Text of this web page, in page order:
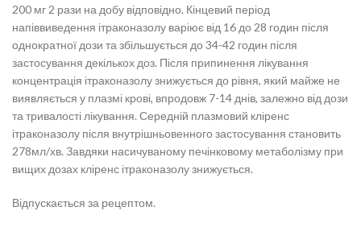
200 мг 2 рази на добу відповідно. Кінцевий період
напіввиведення ітраконазолу варіює від 16 до 28 годин після
однократної дози та збільшується до 34-42 годин після
застосування декількох доз. Після припинення лікування
концентрація ітраконазолу знижується до рівня, який майже не
виявляється у плазмі крові, впродовж 7-14 днів, залежно від дози
та тривалості лікування. Середній плазмовий кліренс
ітраконазолу після внутрішньовенного застосування становить
278мл/хв. Завдяки насичуваному печінковому метаболізму при
вищих дозах кліренс ітраконазолу знижується.
Відпускається за рецептом.